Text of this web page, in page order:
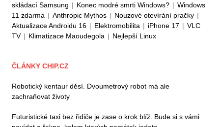
skládací Samsung | Konec modré smrti Windows? | Windows
11 zdarma | Anthropic Mythos | Nouzové otevírání pračky |
Aktualizace Androidu 16 | Elektromobilita | iPhone 17 | VLC
TV | Klimatizace Maoudegola | Nejlepší Linux
ČLÁNKY CHIP.CZ
Robotický kentaur děsí. Dvoumetrový robot má ale
zachraňovat životy
Futuristické taxi bez řidiče je zase o krok blíž. Bude si s vámi